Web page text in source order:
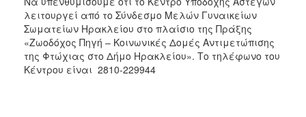
λειτουργεί από το Σύνδεσμο Μελών Γυναικείων
Σωματείων Ηρακλείου στο πλαίσιο της Πράξης
«Ζωοδόχος Πηγή – Κοινωνικές Δομές Αντιμετώπισης
της Φτώχιας στο Δήμο Ηρακλείου». Το τηλέφωνο του
Κέντρου είναι 2810-229944